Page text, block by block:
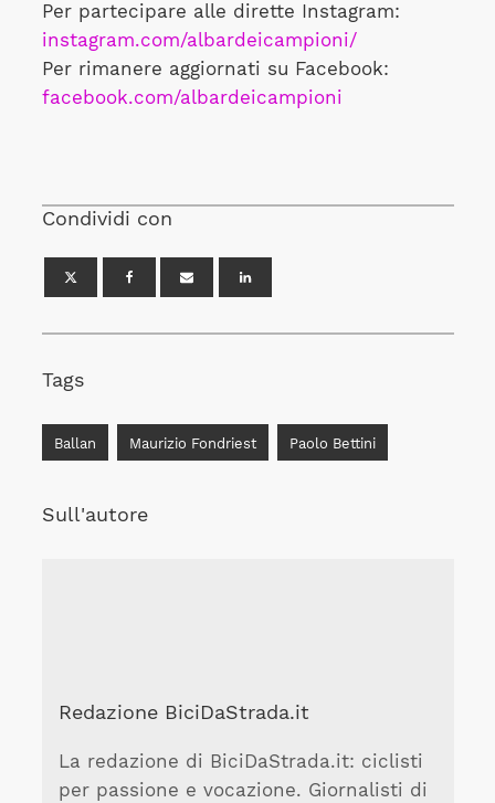
Per partecipare alle dirette Instagram:
instagram.com/albardeicampioni/
Per rimanere aggiornati su Facebook:
facebook.com/albardeicampioni
Condividi con
Tags
Ballan Maurizio Fondriest Paolo Bettini
Sull'autore
Redazione BiciDaStrada.it
La redazione di BiciDaStrada.it: ciclisti
per passione e vocazione. Giornalisti di